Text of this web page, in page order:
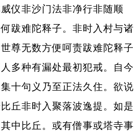
仪非沙门法非净行非随顺
跋难陀释子。非时入村与诸
尊无数方便呵责跋难陀释子
多种有漏处最初犯戒。自今
十句义乃至正法久住。欲说
丘非时入聚落波逸提。如是
中比丘。或有僧事或塔寺事